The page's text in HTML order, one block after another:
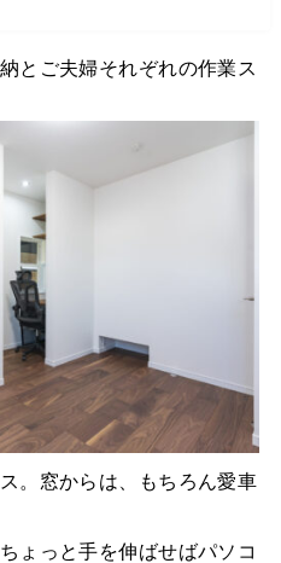
とご夫婦それぞれの作業ス
。窓からは、もちろん愛車
ょっと手を伸ばせばパソコ